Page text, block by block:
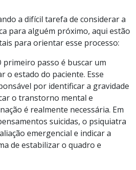
a difícil tarefa de considerar a
para alguém próximo, aqui estão
para orientar esse processo:
primeiro passo é buscar um
o estado do paciente. Esse
por identificar a gravidade
o transtorno mental e
é realmente necessária. Em
suicidas, o psiquiatra
emergencial e indicar a
de estabilizar o quadro e